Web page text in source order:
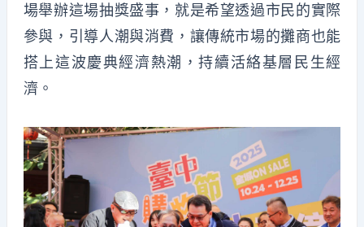
場舉辦這場抽獎盛事，就是希望透過市民的實際
參與，引導人潮與消費，讓傳統市場的攤商也能
搭上這波慶典經濟熱潮，持續活絡基層民生經
濟。